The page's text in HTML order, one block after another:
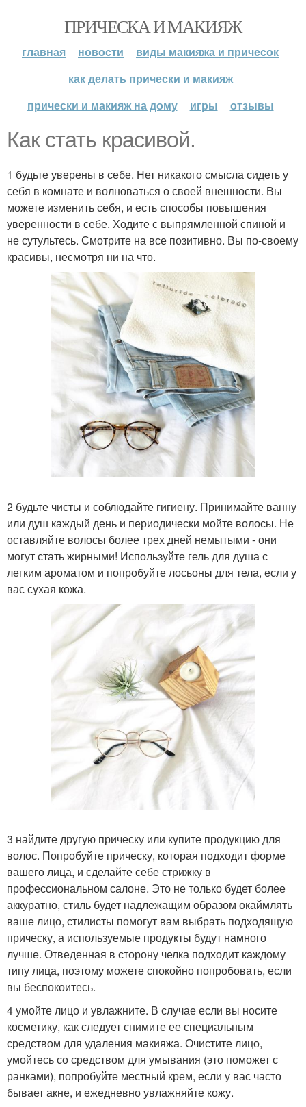
ПРИЧЕСКА И МАКИЯЖ
главная новости
виды макияжа и причесок
как делать прически и макияж
прически и макияж на дому
игры отзывы
Как стать красивой.
1 будьте уверены в себе. Нет никакого смысла сидеть у
себя в комнате и волноваться о своей внешности. Вы
можете изменить себя, и есть способы повышения
уверенности в себе. Ходите с выпрямленной спиной и
не сутультесь. Смотрите на все позитивно. Вы по-своему
красивы, несмотря ни на что.
2 будьте чисты и соблюдайте гигиену. Принимайте ванну
или душ каждый день и периодически мойте волосы. Не
оставляйте волосы более трех дней немытыми - они
могут стать жирными! Используйте гель для душа с
легким ароматом и попробуйте лосьоны для тела, если у
вас сухая кожа.
3 найдите другую прическу или купите продукцию для
волос. Попробуйте прическу, которая подходит форме
вашего лица, и сделайте себе стрижку в
профессиональном салоне. Это не только будет более
аккуратно, стиль будет надлежащим образом окаймлять
ваше лицо, стилисты помогут вам выбрать подходящую
прическу, а используемые продукты будут намного
лучше. Отведенная в сторону челка подходит каждому
типу лица, поэтому можете спокойно попробовать, если
вы беспокоитесь.
4 умойте лицо и увлажните. В случае если вы носите
косметику, как следует снимите ее специальным
средством для удаления макияжа. Очистите лицо,
умойтесь со средством для умывания (это поможет с
ранками), попробуйте местный крем, если у вас часто
бывает акне, и ежедневно увлажняйте кожу.